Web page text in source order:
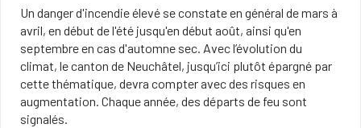
Un danger d'incendie élevé se constate en général de mars à
avril, en début de l'été jusqu'en début août, ainsi qu'en
septembre en cas d'automne sec. Avec l’évolution du
climat, le canton de Neuchâtel, jusqu’ici plutôt épargné par
cette thématique, devra compter avec des risques en
augmentation. Chaque année, des départs de feu sont
signalés.